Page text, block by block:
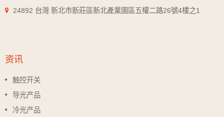
24892 台灣 新北市新莊區新北產業園區五權二路26號4樓之1
资讯
触控开关
导光产品
冷光产品